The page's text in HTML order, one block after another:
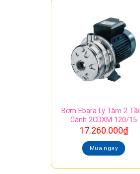
Bơm Ebara Ly Tâm 2
Cánh 2CDXM 120/15
17.260.000₫
Mua ngay